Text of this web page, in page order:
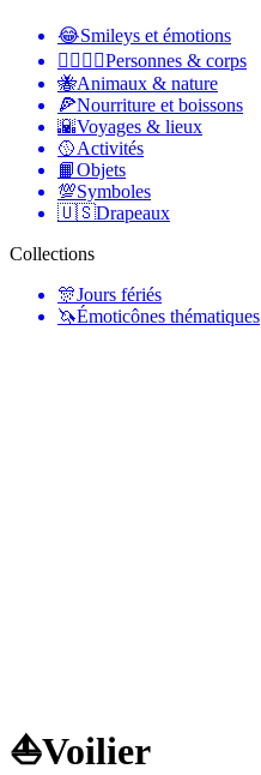
😂Smileys et émotions
👩‍❤️‍💋‍👨Personnes & corps
🐝Animaux & nature
🍕Nourriture et boissons
🌇Voyages & lieux
🥎Activités
📙Objets
💯Symboles
🇺🇸Drapeaux
Collections
🎊Jours fériés
🦄Émoticônes thématiques
⛵Voilier